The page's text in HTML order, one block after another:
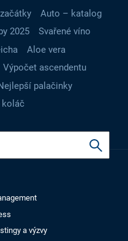
Auto – katalog
2025
Svařené víno
Aloe vera
Výpočet ascendentu
palačinky
koláč
a výzvy